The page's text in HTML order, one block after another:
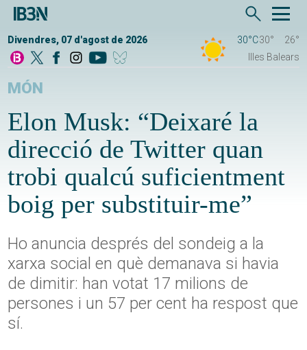
Divendres, 07 d'agost de 2026 30°C30°
26°
Illes Balears
MÓN
Elon Musk: “Deixaré la
direcció de Twitter quan
trobi qualcú suficientment
boig per substituir-me”
Ho anuncia després del sondeig a la
xarxa social en què demanava si havia
de dimitir: han votat 17 milions de
persones i un 57 per cent ha respost que
sí.